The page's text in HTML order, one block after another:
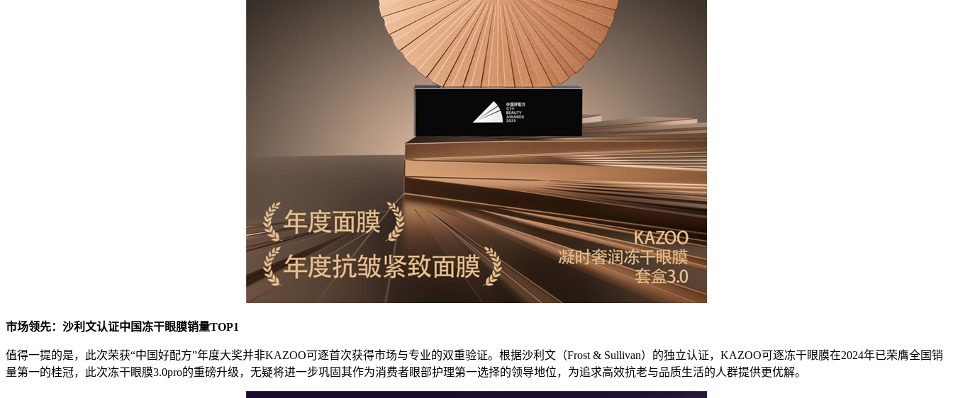
市场领先：沙利文认证中国冻干眼膜销量TOP1
值得一提的是，此次荣获“中国好配方”年度大奖并非KAZOO可逐首次获得市场与专业的双重验证。根据沙利文（Frost & Sullivan）的独立认证，KAZOO可逐冻干眼膜在2024年已荣膺全国销
量第一的桂冠，此次冻干眼膜3.0pro的重磅升级，无疑将进一步巩固其作为消费者眼部护理第一选择的领导地位，为追求高效抗老与品质生活的人群提供更优解。